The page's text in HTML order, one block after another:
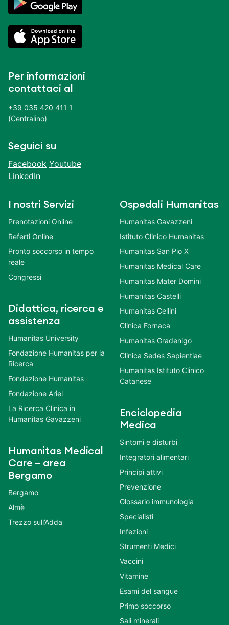
Per informazioni
contattaci al
+39 035 420 411 1
(Centralino)
Seguici su
Facebook Youtube
LinkedIn
I nostri Servizi
Prenotazioni Online
Referti Online
Pronto soccorso in tempo
reale
Congressi
Didattica, ricerca e
assistenza
Humanitas University
Fondazione Humanitas per la
Ricerca
Fondazione Humanitas
Fondazione Ariel
La Ricerca Clinica in
Humanitas Gavazzeni
Humanitas Medical
Care – area
Bergamo
Bergamo
Almè
Trezzo sull’Adda
Ospedali Humanitas
Humanitas Gavazzeni
Istituto Clinico Humanitas
Humanitas San Pio X
Humanitas Medical Care
Humanitas Mater Domini
Humanitas Castelli
Humanitas Cellini
Clinica Fornaca
Humanitas Gradenigo
Clinica Sedes Sapientiae
Humanitas Istituto Clinico
Catanese
Enciclopedia
Medica
Sintomi e disturbi
Integratori alimentari
Principi attivi
Prevenzione
Glossario immunologia
Specialisti
Infezioni
Strumenti Medici
Vaccini
Vitamine
Esami del sangue
Primo soccorso
Sali minerali